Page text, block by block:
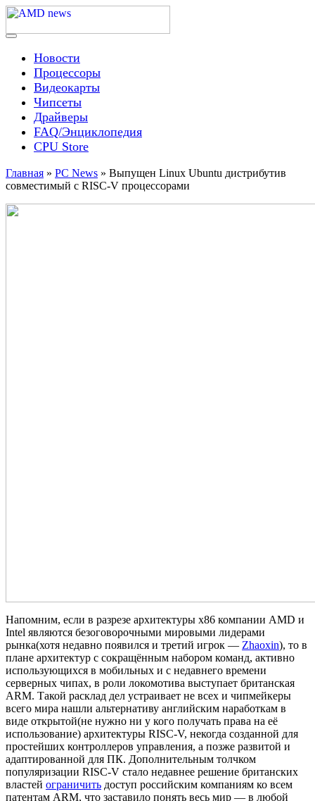
Skip
content
AMD news
Menu
Новости
Процессоры
Видеокарты
Чипсеты
Драйверы
FAQ/Энциклопедия
CPU Store
Главная » PC News » Выпущен Linux Ubuntu дистрибутив
совместимый с RISC-V процессорами
Напомним, если в разрезе архитектуры x86 компании AMD и
Intel являются безоговорочными мировыми лидерами
рынка(хотя недавно появился и третий игрок — Zhaoxin), то в
плане архитектур с сокращённым набором команд, активно
использующихся в мобильных и с недавнего времени
серверных чипах, в роли локомотива выступает британская
ARM. Такой расклад дел устраивает не всех и чипмейкеры
всего мира нашли альтернативу английским наработкам в
виде открытой(не нужно ни у кого получать права на её
использование) архитектуры RISC-V, некогда созданной для
простейших контроллеров управления, а позже развитой и
адаптированной для ПК. Дополнительным толчком
популяризации RISC-V стало недавнее решение британских
властей ограничить доступ российским компаниям ко всем
патентам ARM, что заставило понять весь мир — в любой